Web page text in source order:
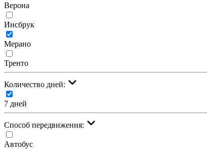
Верона
Инсбрук
Мерано
Тренто
Количество дней:
7 дней
Cпособ передвижения:
Автобус